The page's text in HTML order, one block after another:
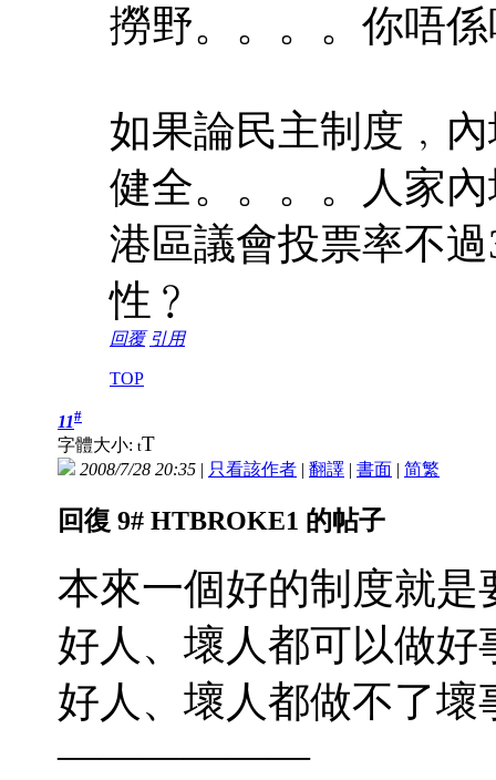
撈野。。。。你唔
如果論民主制度﹐
健全。。。。人家
港區議會投票率不
性﹖
回覆 引用
TOP
11#
字體大小: tT
2008/7/28 20:35 | 只看該作者 | 翻譯 | 書面 | 简繁
回復 9# HTBROKE1 的帖子
本來一個好的制度就是
好人、壞人都可以做好
好人、壞人都做不了壞
——————